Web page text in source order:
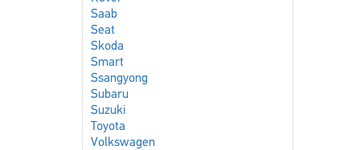
Saab
Seat
Skoda
Smart
Ssangyong
Subaru
Suzuki
Toyota
Volkswagen